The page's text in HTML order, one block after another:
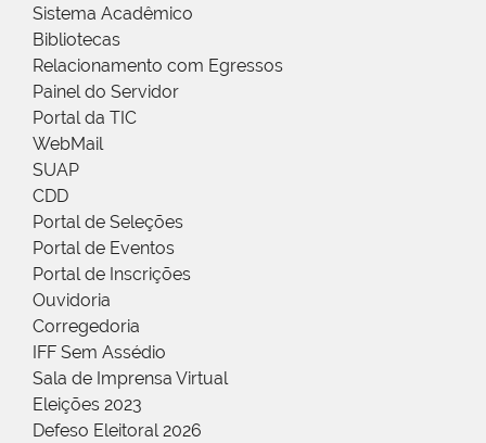
Sistema Acadêmico
Bibliotecas
Relacionamento com Egressos
Painel do Servidor
Portal da TIC
WebMail
SUAP
CDD
Portal de Seleções
Portal de Eventos
Portal de Inscrições
Ouvidoria
Corregedoria
IFF Sem Assédio
Sala de Imprensa Virtual
Eleições 2023
Defeso Eleitoral 2026